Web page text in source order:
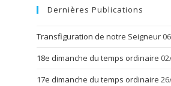
Dernières Publications
Transfiguration de notre Seigneur
18e dimanche du temps ordinaire
17e dimanche du temps ordinaire